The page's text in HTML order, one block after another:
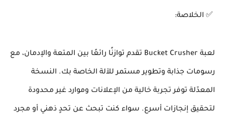
✅ الخلاصة:
لعبة Bucket Crusher تقدم توازنًا رائعًا بين المتعة والإدمان، مع
رسومات جذابة وتطوير مستمر للآلة الخاصة بك. النسخة
المعدّلة توفر تجربة خالية من الإعلانات وموارد غير محدودة
لتحقيق إنجازات أسرع. سواء كنت تبحث عن تحدٍ ذهني أو مجرد